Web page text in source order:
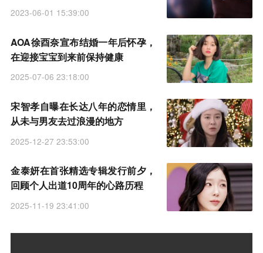
2023-06-01 15:39:00
AOA徐酉奈宣布结婚一年后怀孕，
在迎接宝宝到来前保持健康
2025-07-06 23:18:00
宋智孝自曝在长达八年的恋情里，
从未与男友去过浪漫的地方
2025-12-27 23:53:00
金泰妍在首张精选专辑发行前夕，
回顾个人出道10周年的心路历程
2025-11-19 23:41:00